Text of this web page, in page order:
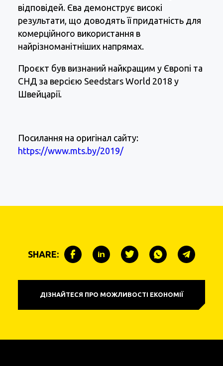
відповідей. Єва демонструє високі
результати, що доводять її придатність для
комерційного використання в
найрізноманітніших напрямах.
Проєкт був визнаний найкращим у Європі та
СНД за версією Seedstars World 2018 у
Швейцарії.
Посилання на оригінал сайту:
https://www.mts.by/2019/
SHARE:
ДІЗНАЙТЕСЯ ПРО МОЖЛИВОСТІ ЕКОНОМІЇ